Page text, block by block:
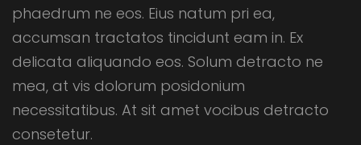
phaedrum ne eos. Eius natum pri ea,
accumsan tractatos tincidunt eam in. Ex
delicata aliquando eos. Solum detracto ne
mea, at vis dolorum posidonium
necessitatibus. At sit amet vocibus detracto
consetetur.